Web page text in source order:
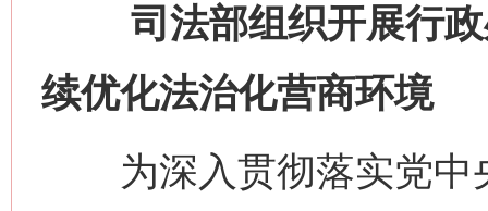
司法部组织开展行政
续优化法治化营商环境
为深入贯彻落实党中